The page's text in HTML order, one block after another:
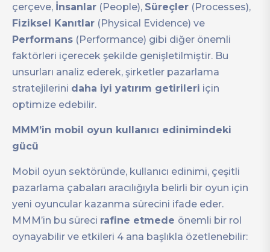
çerçeve, İnsanlar (People), Süreçler (Processes),
Fiziksel Kanıtlar (Physical Evidence) ve
Performans (Performance) gibi diğer önemli
faktörleri içerecek şekilde genişletilmiştir. Bu
unsurları analiz ederek, şirketler pazarlama
stratejilerini daha iyi yatırım getirileri için
optimize edebilir.
MMM’in mobil oyun kullanıcı edinimindeki
gücü
Mobil oyun sektöründe, kullanıcı edinimi, çeşitli
pazarlama çabaları aracılığıyla belirli bir oyun için
yeni oyuncular kazanma sürecini ifade eder.
MMM’in bu süreci rafine etmede önemli bir rol
oynayabilir ve etkileri 4 ana başlıkla özetlenebilir: